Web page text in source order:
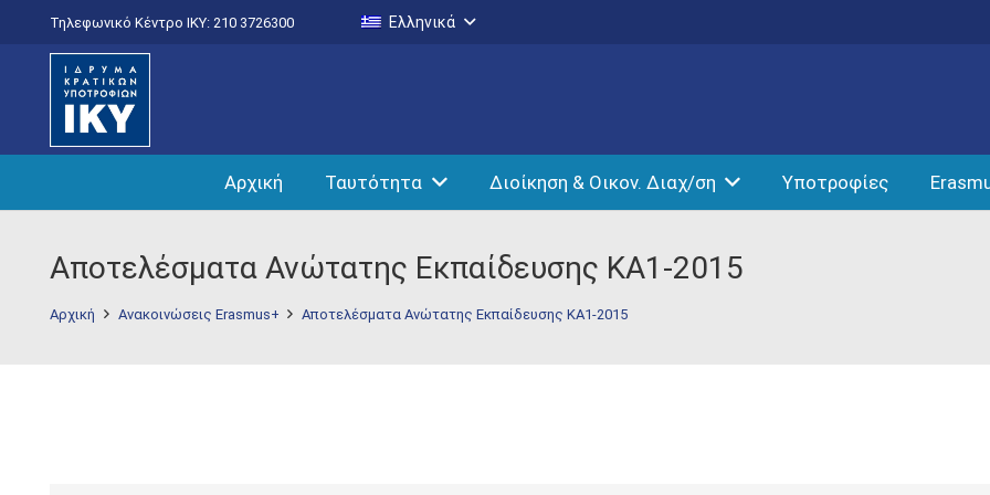
Τηλεφωνικό Κέντρο IKY: 210 3726300 Ελληνικά
Αρχική Ταυτότητα Διοίκηση & Οικον. Διαχ/ση Υποτροφίες
Αποτελέσματα Ανώτατης Εκπαίδευσης ΚΑ1-2015
Αρχική Ανακοινώσεις Erasmus+ Αποτελέσματα Ανώτατης Εκπαίδευσης ΚΑ1-2015